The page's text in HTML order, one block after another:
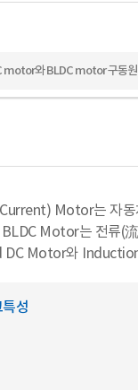
motor와 BLDC motor 구동원
Motor는 자동
BLDC Motor는 전류(
Motor와
성